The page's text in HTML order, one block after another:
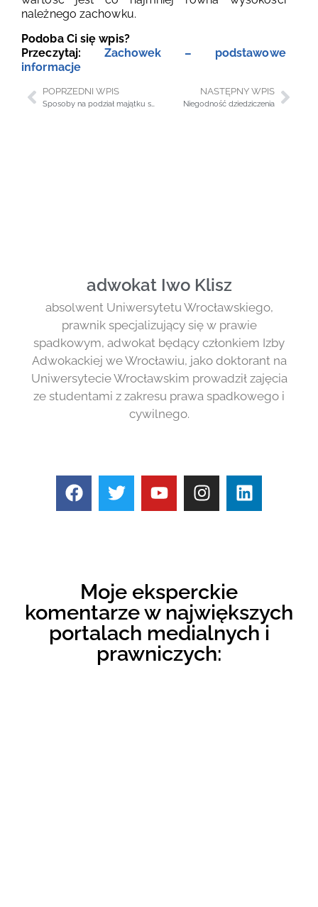
należnego zachowku.
Podoba Ci się wpis?
Przeczytaj: Zachowek – podstawowe
informacje
POPRZEDNI WPIS
Sposoby na podział majątku spadkowego
NASTĘPNY WPIS
Niegodność dziedziczenia
adwokat Iwo Klisz
absolwent Uniwersytetu Wrocławskiego,
prawnik specjalizujący się w prawie
spadkowym, adwokat będący członkiem Izby
Adwokackiej we Wrocławiu, jako doktorant na
Uniwersytecie Wrocławskim prowadził zajęcia
ze studentami z zakresu prawa spadkowego i
cywilnego.
Moje eksperckie
komentarze w największych
portalach medialnych i
prawniczych: